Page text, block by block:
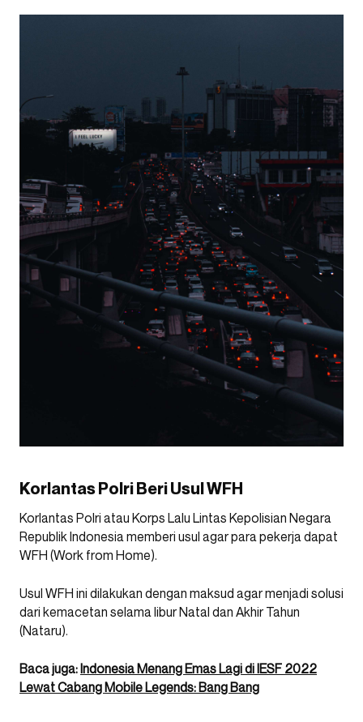
Korlantas Polri Beri Usul WFH
Korlantas Polri atau Korps Lalu Lintas Kepolisian Negara
Republik Indonesia memberi usul agar para pekerja dapat
WFH (Work from Home).
Usul WFH ini dilakukan dengan maksud agar menjadi solusi
dari kemacetan selama libur Natal dan Akhir Tahun
(Nataru).
Baca juga: Indonesia Menang Emas Lagi di IESF 2022
Lewat Cabang Mobile Legends: Bang Bang